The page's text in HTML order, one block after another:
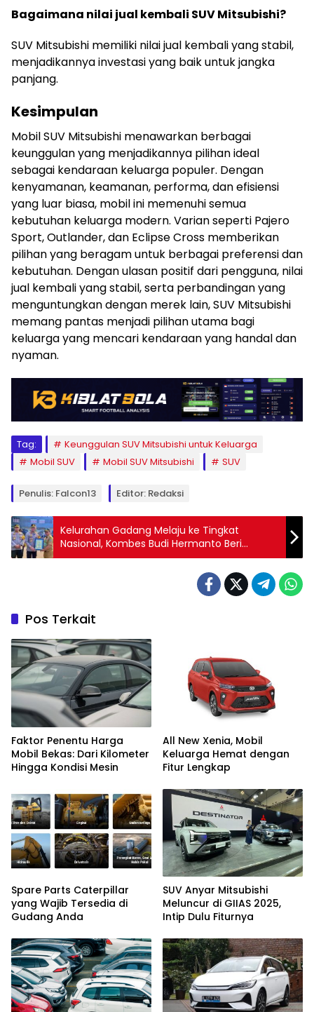
Bagaimana nilai jual kembali SUV Mitsubishi?
SUV Mitsubishi memiliki nilai jual kembali yang stabil,
menjadikannya investasi yang baik untuk jangka
panjang.
Kesimpulan
Mobil SUV Mitsubishi menawarkan berbagai
keunggulan yang menjadikannya pilihan ideal
sebagai kendaraan keluarga populer. Dengan
kenyamanan, keamanan, performa, dan efisiensi
yang luar biasa, mobil ini memenuhi semua
kebutuhan keluarga modern. Varian seperti Pajero
Sport, Outlander, dan Eclipse Cross memberikan
pilihan yang beragam untuk berbagai preferensi dan
kebutuhan. Dengan ulasan positif dari pengguna, nilai
jual kembali yang stabil, serta perbandingan yang
menguntungkan dengan merek lain, SUV Mitsubishi
memang pantas menjadi pilihan utama bagi
keluarga yang mencari kendaraan yang handal dan
nyaman.
Tag:
Keunggulan SUV Mitsubishi untuk Keluarga
Mobil SUV
Mobil SUV Mitsubishi SUV
Penulis: Falcon13 Editor: Redaksi
Kelurahan Gadang Melaju ke Tingkat
Nasional, Kombes Budi Hermanto Beri
Penghargaan
Pos Terkait
Faktor Penentu Harga
Mobil Bekas: Dari Kilometer
Hingga Kondisi Mesin
All New Xenia, Mobil
Keluarga Hemat dengan
Fitur Lengkap
Spare Parts Caterpillar
yang Wajib Tersedia di
Gudang Anda
SUV Anyar Mitsubishi
Meluncur di GIIAS 2025,
Intip Dulu Fiturnya